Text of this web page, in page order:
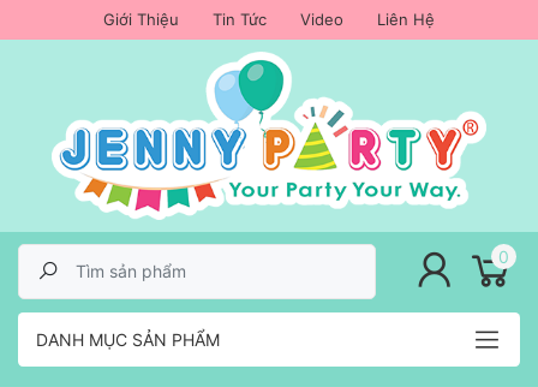
Giới Thiệu Tin Tức Video Liên Hệ
DANH MỤC SẢN PHẨM
0